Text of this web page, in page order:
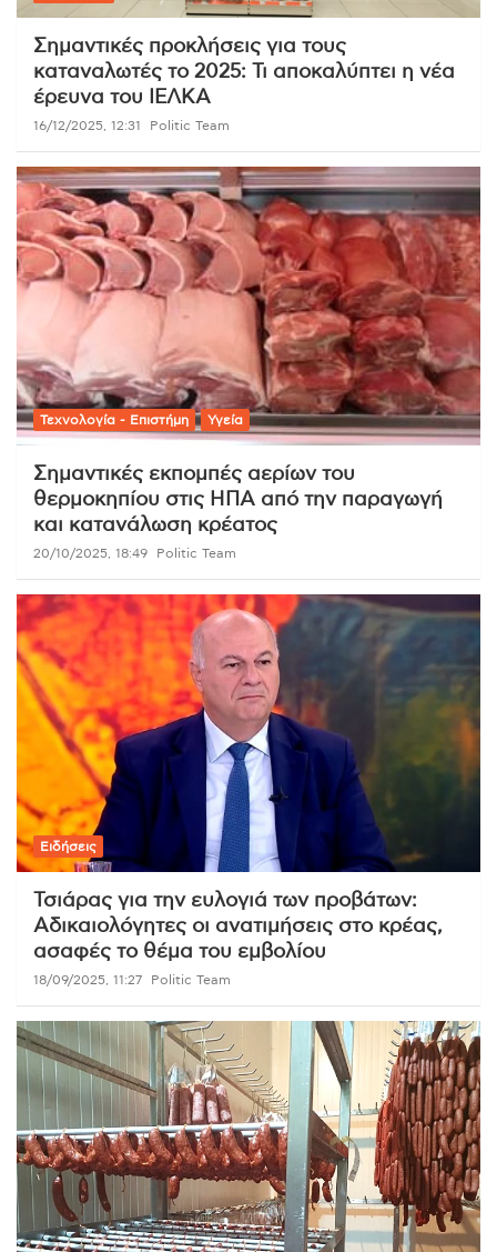
Σημαντικές προκλήσεις για τους
καταναλωτές το 2025: Τι αποκαλύπτει η νέα
έρευνα του ΙΕΛΚΑ
16/12/2025, 12:31 Politic Team
Τεχνολογία - Επιστήμη Υγεία
Σημαντικές εκπομπές αερίων του
θερμοκηπίου στις ΗΠΑ από την παραγωγή
και κατανάλωση κρέατος
20/10/2025, 18:49 Politic Team
Ειδήσεις
Τσιάρας για την ευλογιά των προβάτων:
Αδικαιολόγητες οι ανατιμήσεις στο κρέας,
ασαφές το θέμα του εμβολίου
18/09/2025, 11:27 Politic Team